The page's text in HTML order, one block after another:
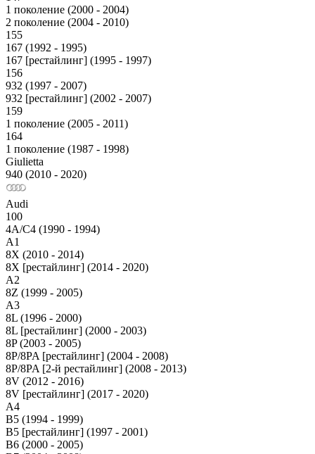
1 поколение (2000 - 2004)
2 поколение (2004 - 2010)
155
167 (1992 - 1995)
167 [рестайлинг] (1995 - 1997)
156
932 (1997 - 2007)
932 [рестайлинг] (2002 - 2007)
159
1 поколение (2005 - 2011)
164
1 поколение (1987 - 1998)
Giulietta
940 (2010 - 2020)
Audi
100
4A/C4 (1990 - 1994)
A1
8X (2010 - 2014)
8X [рестайлинг] (2014 - 2020)
A2
8Z (1999 - 2005)
A3
8L (1996 - 2000)
8L [рестайлинг] (2000 - 2003)
8P (2003 - 2005)
8P/8PA [рестайлинг] (2004 - 2008)
8P/8PA [2-й рестайлинг] (2008 - 2013)
8V (2012 - 2016)
8V [рестайлинг] (2017 - 2020)
A4
B5 (1994 - 1999)
B5 [рестайлинг] (1997 - 2001)
B6 (2000 - 2005)